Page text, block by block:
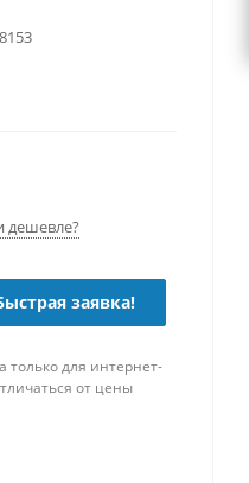
дешевле?
заявка!
только для интернет-
от цены